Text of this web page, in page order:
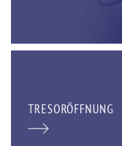
TRESORÖFFNUNG